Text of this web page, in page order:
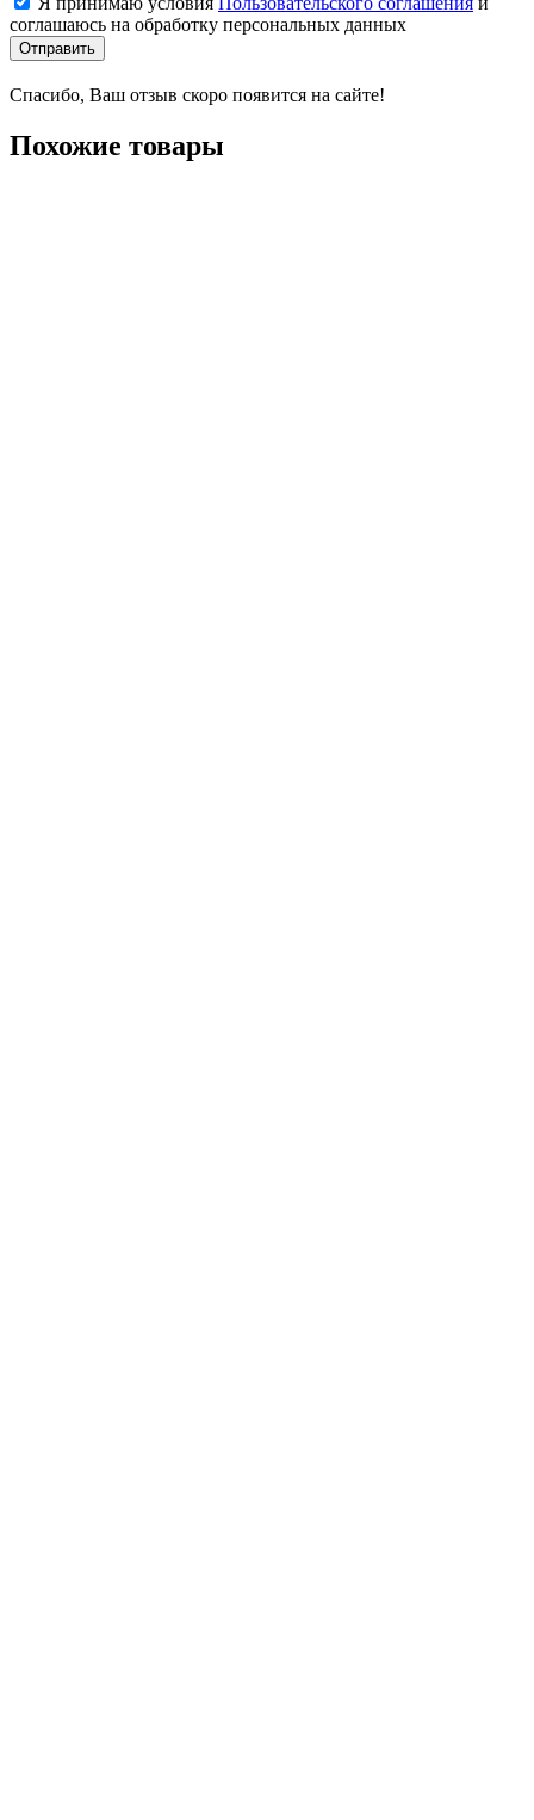
соглашаюсь на обработку персональных данных
Отправить
Спасибо, Ваш отзыв скоро появится на сайте!
Похожие товары